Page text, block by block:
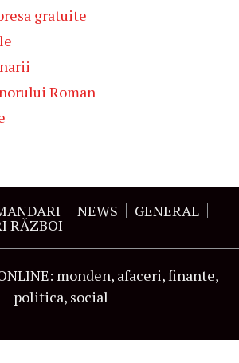
gratuite
Roman
NEWS GENERAL
RĂZBOI
monden, afaceri, finante,
politica, social